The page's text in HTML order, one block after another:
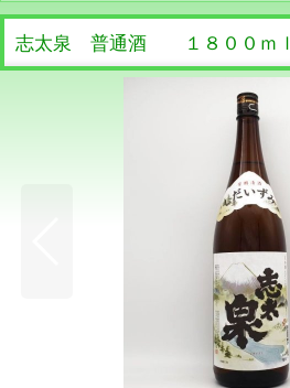
志太泉 普通酒 １８００ｍｌ